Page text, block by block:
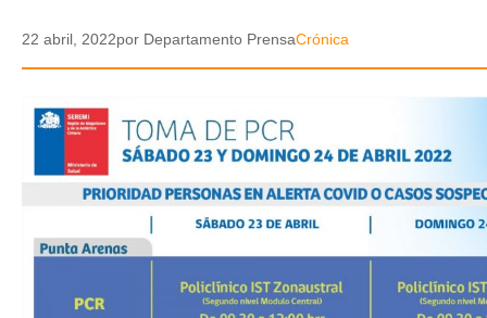
POLICIAL
POLÍTICA
AUDIOS
VIDEOS
22 abril, 2022por Departamento PrensaCrónica